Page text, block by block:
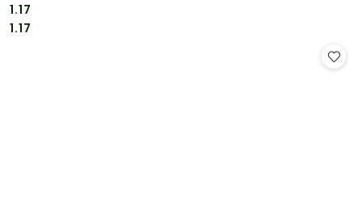
Cena:
1.17
Cena:
1.17